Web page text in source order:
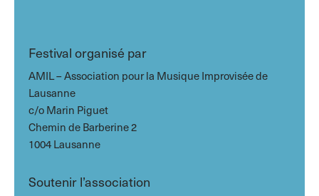
Festival organisé par
AMIL – Association pour la Musique Improvisée de
Lausanne
c/o Marin Piguet
Chemin de Barberine 2
1004 Lausanne
Soutenir l’association